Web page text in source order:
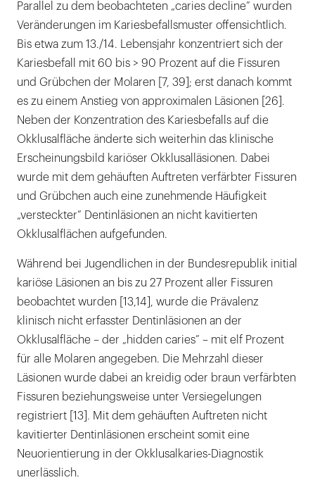
Parallel zu dem beobachteten „caries decline” wurden
Veränderungen im Kariesbefallsmuster offensichtlich.
Bis etwa zum 13./14. Lebensjahr konzentriert sich der
Kariesbefall mit 60 bis > 90 Prozent auf die Fissuren
und Grübchen der Molaren [7, 39]; erst danach kommt
es zu einem Anstieg von approximalen Läsionen [26].
Neben der Konzentration des Kariesbefalls auf die
Okklusalfläche änderte sich weiterhin das klinische
Erscheinungsbild kariöser Okklusalläsionen. Dabei
wurde mit dem gehäuften Auftreten verfärbter Fissuren
und Grübchen auch eine zunehmende Häufigkeit
„versteckter” Dentinläsionen an nicht kavitierten
Okklusalflächen aufgefunden.
Während bei Jugendlichen in der Bundesrepublik initial
kariöse Läsionen an bis zu 27 Prozent aller Fissuren
beobachtet wurden [13,14], wurde die Prävalenz
klinisch nicht erfasster Dentinläsionen an der
Okklusalfläche – der „hidden caries” – mit elf Prozent
für alle Molaren angegeben. Die Mehrzahl dieser
Läsionen wurde dabei an kreidig oder braun verfärbten
Fissuren beziehungsweise unter Versiegelungen
registriert [13]. Mit dem gehäuften Auftreten nicht
kavitierter Dentinläsionen erscheint somit eine
Neuorientierung in der Okklusalkaries-Diagnostik
unerlässlich.